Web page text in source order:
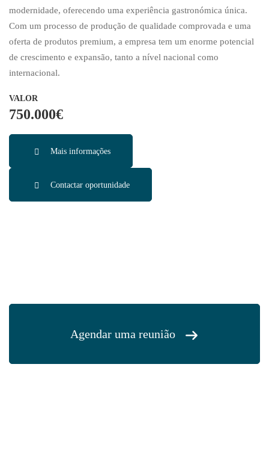
Alimentar
–
750.000€
modernidade, oferecendo uma experiência gastronómica única.
Com um processo de produção de qualidade comprovada e uma
oferta de produtos premium, a empresa tem um enorme potencial
de crescimento e expansão, tanto a nível nacional como
internacional.
VALOR
750.000€
Mais informações
Contactar oportunidade
Agendar uma reunião